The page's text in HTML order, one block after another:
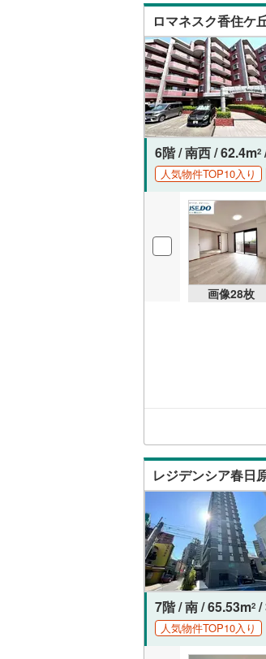
ロマネスク香住ケ
6階 / 南西 / 62.4m2
人気物件TOP10入り
画像28枚
レジデンシア春日
7階 / 南 / 65.53m2 /
人気物件TOP10入り